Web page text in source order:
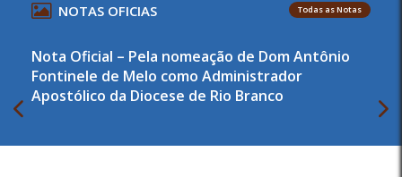
NOTAS OFICIAS Todas as Notas
Nota Oficial – Pela nomeação de Dom Antônio
Fontinele de Melo como Administrador
Apostólico da Diocese de Rio Branco